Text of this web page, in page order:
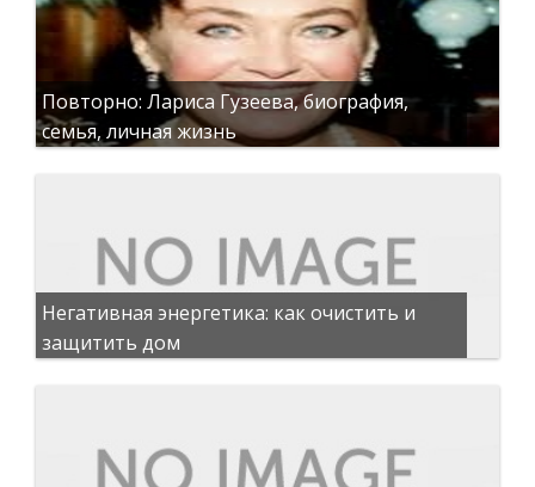
Повторно: Лариса Гузеева, биография,
семья, личная жизнь
Негативная энергетика: как очистить и
защитить дом